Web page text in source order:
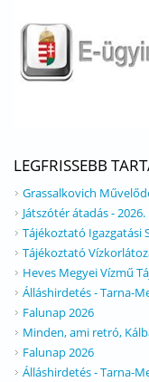
LEGFRISSEBB
Grassalkovich
Játszótér átadás - 2026.
Tájékoztató Igazgatási
Tájékoztató
Heves Megyei Vízmű
Álláshirdetés - Tarna-
Falunap 2026
Minden, ami retró,
Falunap 2026
Álláshirdetés - Tarna-